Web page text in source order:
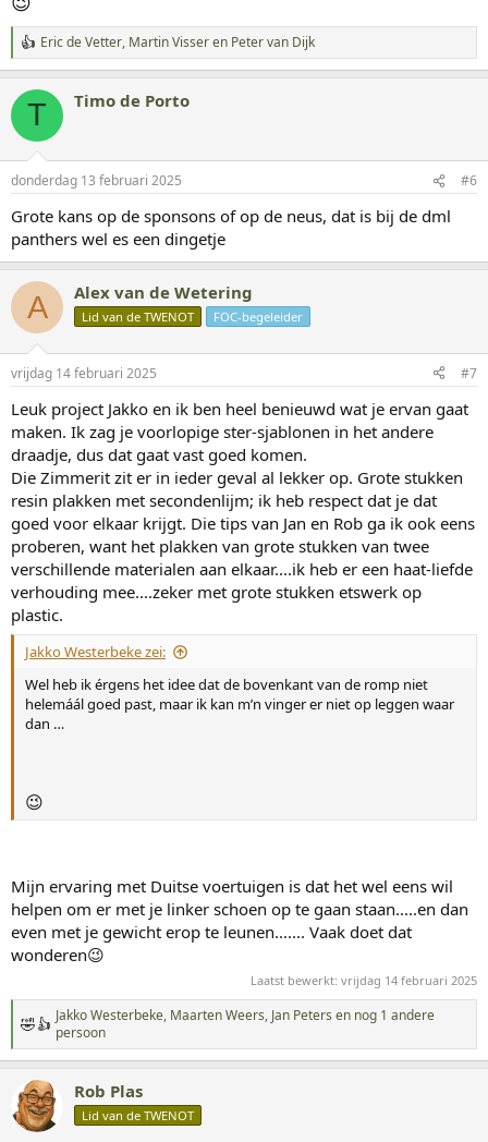
W
a
r
e
n
e
n
:
Eric de Vetter, Martin Visseren Peter van Dijk
T Timo de Porto
donderdag 13 februari 2025 #6
Grote kans op de sponsons of op de neus, dat is bij de dml
panthers wel es een dingetje
A Alex van de Wetering
Lid van de TWENOT FOC-begeleider
vrijdag 14 februari 2025 #7
Leuk project Jakko en ik ben heel benieuwd wat je ervan gaat
maken. Ik zag je voorlopige ster-sjablonen in het andere
draadje, dus dat gaat vast goed komen.
Die Zimmerit zit er in ieder geval al lekker op. Grote stukken
resin plakken met secondenlijm; ik heb respect dat je dat
goed voor elkaar krijgt. Die tips van Jan en Rob ga ik ook eens
proberen, want het plakken van grote stukken van twee
verschillende materialen aan elkaar....ik heb er een haat-liefde
verhouding mee....zeker met grote stukken etswerk op
plastic.
Jakko Westerbeke zei:
Wel heb ik érgens het idee dat de bovenkant van de romp niet
helemáál goed past, maar ik kan m’n vinger er niet op leggen waar
dan …
😉
Mijn ervaring met Duitse voertuigen is dat het wel eens wil
helpen om er met je linker schoen op te gaan staan.....en dan
even met je gewicht erop te leunen....... Vaak doet dat
wonderen😉
Laatst bewerkt: vrijdag 14 februari 2025
W
a
a
d
e
Jakko Westerbeke, Maarten Weers, Jan Peters en nog 1 andere
persoon
Rob Plas
Lid van de TWENOT